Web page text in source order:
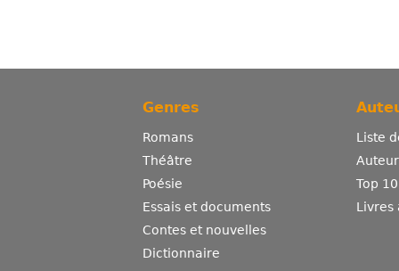
Genres
Romans
Théâtre
Poésie
Essais et documents
Contes et nouvelles
Dictionnaire
Liste
Top
Livres